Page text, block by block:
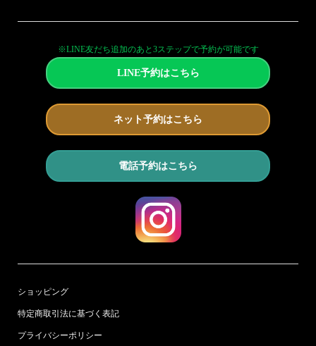
※LINE友だち追加のあと3ステップで予約が可能です
LINE予約はこちら
ネット予約はこちら
電話予約はこちら
ショッピング
特定商取引法に基づく表記
プライバシーポリシー